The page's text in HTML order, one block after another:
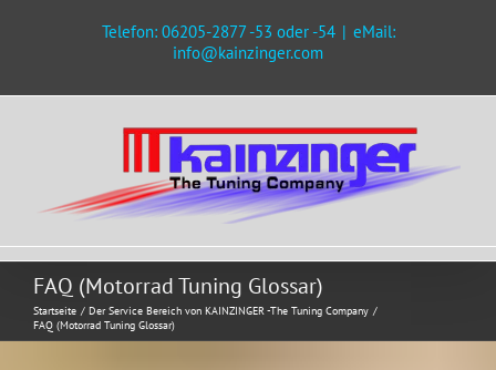
Telefon: 06205-2877 -53 oder -54 | eMail:
info@kainzinger.com
FAQ (Motorrad Tuning Glossar)
Startseite
Der Service Bereich von KAINZINGER -The Tuning Company
FAQ (Motorrad Tuning Glossar)